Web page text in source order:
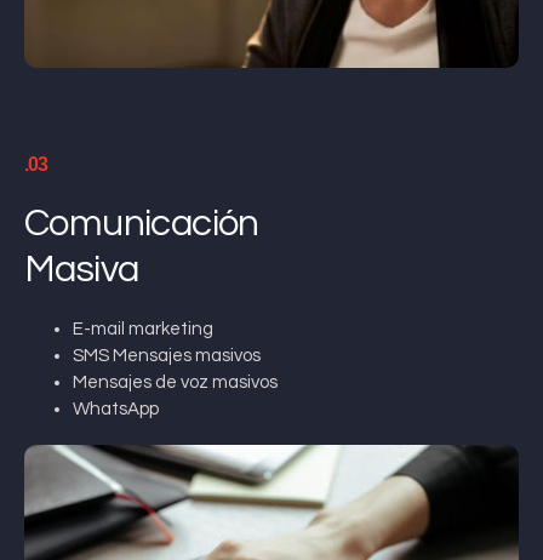
.03
Comunicación
Masiva
E-mail marketing
SMS Mensajes masivos
Mensajes de voz masivos
WhatsApp